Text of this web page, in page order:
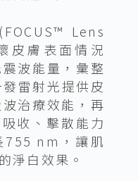
Lens
皮膚表面情況
波能量，彙整
雷射光提供皮
治療效能，再
收、擊散能力
755 nm，讓肌
淨白效果。